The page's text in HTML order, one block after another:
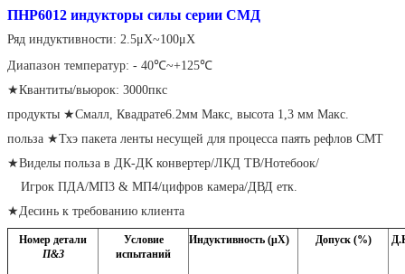
ПНР6012 индукторы силы серии СМД
Ряд индуктивности: 2.5μХ~100μХ
Диапазон температур: - 40℃~+125℃
★Квантиты/вьюрок: 3000пкс
продукты ★Смалл, Квадрате6.2мм Макс, высота 1,3 мм Макс.
польза ★Тхэ пакета ленты несущей для процесса паять рефлов СМТ
★Виделы польза в ДК-ДК конвертер/ЛКД ТВ/Нотебоок/
Игрок ПДА/МП3 & МП4/цифров камера/ДВД етк.
★Десинь к требованию клиента
Номер детали
П&З
Условие
испытаний
Индуктивность (μХ) Допуск (%)